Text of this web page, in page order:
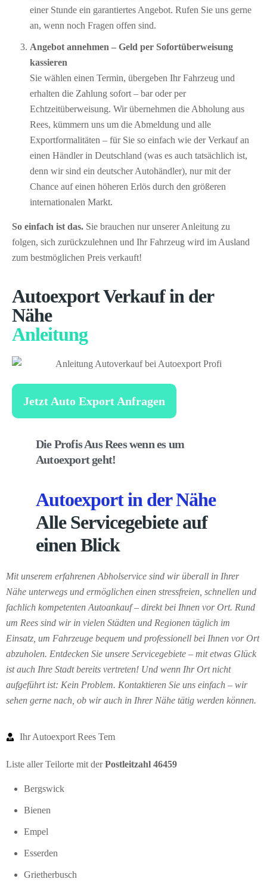
einer Stunde ein garantiertes Angebot. Rufen Sie uns gerne
an, wenn noch Fragen offen sind.
Angebot annehmen – Geld per Sofort­überweisung
kassieren
Sie wählen einen Termin, übergeben Ihr Fahrzeug und
erhalten die Zahlung sofort – bar oder per
Echtzeitüberweisung. Wir übernehmen die Abholung aus
Rees, kümmern uns um die Abmeldung und alle
Exportformalitäten – für Sie so einfach wie der Verkauf an
einen Händler in Deutschland (was es auch tatsächlich ist,
denn wir sind ein deutscher Autohändler), nur mit der
Chance auf einen höheren Erlös durch den größeren
internationalen Markt.
So einfach ist das. Sie brauchen nur unserer Anleitung zu
folgen, sich zurückzulehnen und Ihr Fahrzeug wird im Ausland
zum bestmöglichen Preis verkauft!
Autoexport Verkauf in der
Nähe
Anleitung
Jetzt Auto Export Anfragen
Die Profis Aus Rees wenn es um
Autoexport geht!
Autoexport in der Nähe
Alle Servicegebiete auf
einen Blick
Mit unserem erfahrenen Abholservice sind wir überall in Ihrer
Nähe unterwegs und ermöglichen einen stressfreien, schnellen und
fachlich kompetenten Autoankauf – direkt bei Ihnen vor Ort. Rund
um Rees sind wir in vielen Städten und Regionen täglich im
Einsatz, um Fahrzeuge bequem und professionell bei Ihnen vor Ort
abzuholen. Entdecken Sie unsere Servicegebiete – mit etwas Glück
ist auch Ihre Stadt bereits vertreten! Und wenn Ihr Ort nicht
aufgeführt ist: Kein Problem. Kontaktieren Sie uns einfach – wir
sehen gerne nach, ob wir auch in Ihrer Nähe tätig werden können.
Ihr Autoexport Rees Tem
Liste aller Teilorte mit derPostleitzahl 46459
Bergswick
Bienen
Empel
Esserden
Grietherbusch